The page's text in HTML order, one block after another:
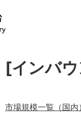
[インバ
市場規模一覧（国内